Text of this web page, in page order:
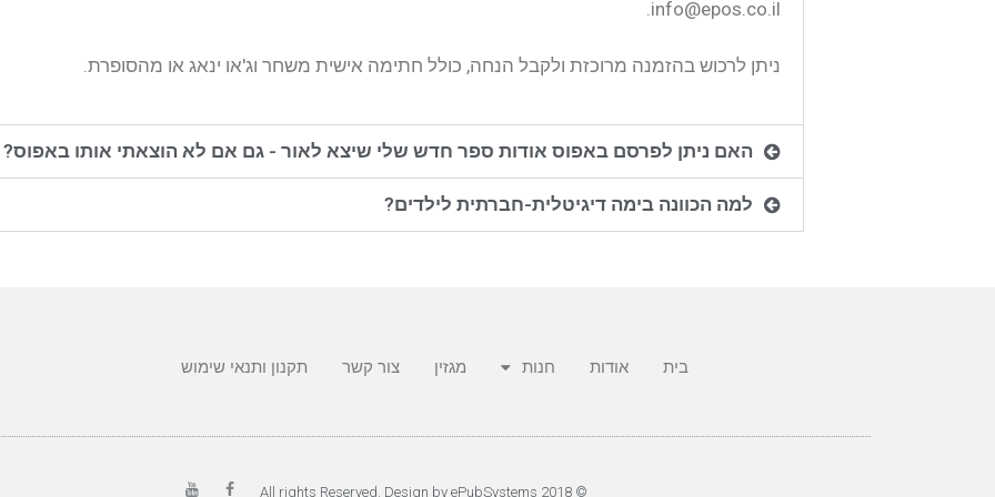
info@epos.co.il.
ניתן לרכוש בהזמנה מרוכזת ולקבל הנחה, כולל חתימה אישית משחר וג'או ינאג או מהסופרת.
האם ניתן לפרסם באפוס אודות ספר חדש שלי שיצא לאור - גם אם לא הוצאתי אותו באפוס?
למה הכוונה בימה דיגיטלית-חברתית לילדים?
בית אודות חנות מגזין צור קשר תקנון ותנאי שימוש
© 2018 All rights Reserved. Design by ePubSystems